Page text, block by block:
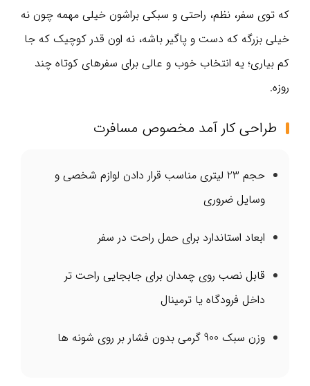
که توی سفر، نظم، راحتی و سبکی براشون خیلی مهمه چون نه
خیلی بزرگه که دست‌ و پاگیر باشه، نه اون‌ قدر کوچیک که جا
کم بیاری؛ یه انتخاب خوب و عالی برای سفرهای کوتاه چند
روزه.
طراحی کار آمد مخصوص مسافرت
حجم 23 لیتری مناسب قرار دادن لوازم شخصی و
وسایل ضروری
ابعاد استاندارد برای حمل راحت در سفر
قابل نصب روی چمدان برای جابجایی راحت‌ تر
داخل فرودگاه یا ترمینال
وزن سبک 900 گرمی بدون فشار بر روی شونه‌ ها